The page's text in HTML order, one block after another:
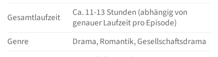
Gesamtlaufzeit
Ca. 11-13 Stunden (abhängig von
genauer Laufzeit pro Episode)
Genre
Drama, Romantik, Gesellschaftsdrama